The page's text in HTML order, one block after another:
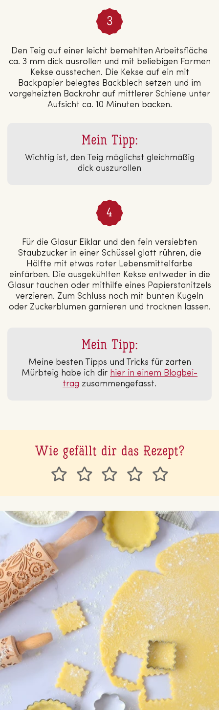
Den Teig auf einer leicht bemehlten Arbeitsfläche
ca. 3 mm dick ausrollen und mit beliebigen Formen
Kekse ausstechen. Die Kekse auf ein mit
Backpapier belegtes Backblech setzen und im
vorgeheizten Backrohr auf mittlerer Schiene unter
Aufsicht ca. 10 Minuten backen.
Mein Tipp:
Wichtig ist, den Teig möglichst gleichmäßig
dick auszurollen
Für die Glasur Eiklar und den fein versiebten
Staubzucker in einer Schüssel glatt rühren, die
Hälfte mit etwas roter Lebensmittelfarbe
einfärben. Die ausgekühlten Kekse entweder in die
Glasur tauchen oder mithilfe eines Papierstanitzels
verzieren. Zum Schluss noch mit bunten Kugeln
oder Zuckerblumen garnieren und trocknen lassen.
Mein Tipp:
Meine besten Tipps und Tricks für zarten
Mürbteig habe ich dir hier in einem Blog­bei­
trag zusammengefasst.
Wie gefällt dir das Rezept?